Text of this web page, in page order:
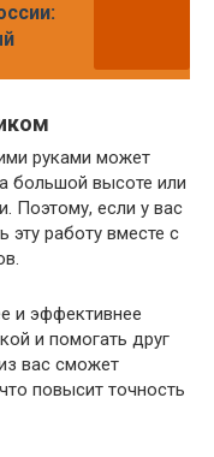
руками может
большой высоте или
Поэтому, если у вас
эту работу вместе с
и эффективнее
и помогать друг
вас сможет
повысит точность